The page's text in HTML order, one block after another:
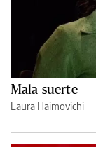
Mala suerte
Laura Haimovichi